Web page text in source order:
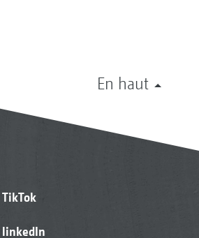
En haut
TikTok
linkedIn